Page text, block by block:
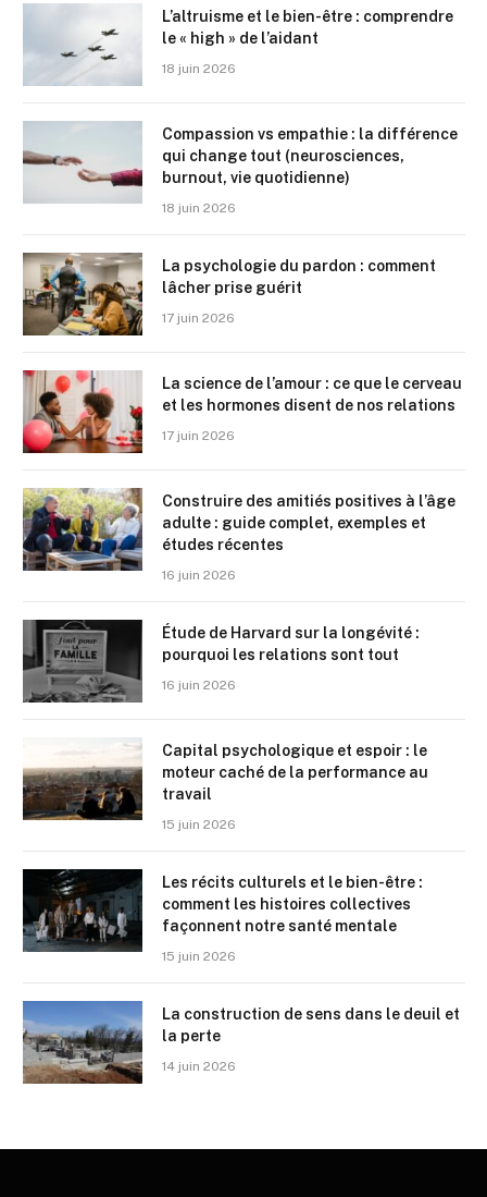
L’altruisme et le bien-être : comprendre
le « high » de l’aidant
18 juin 2026
Compassion vs empathie : la différence
qui change tout (neurosciences,
burnout, vie quotidienne)
18 juin 2026
La psychologie du pardon : comment
lâcher prise guérit
17 juin 2026
La science de l’amour : ce que le cerveau
et les hormones disent de nos relations
17 juin 2026
Construire des amitiés positives à l’âge
adulte : guide complet, exemples et
études récentes
16 juin 2026
Étude de Harvard sur la longévité :
pourquoi les relations sont tout
16 juin 2026
Capital psychologique et espoir : le
moteur caché de la performance au
travail
15 juin 2026
Les récits culturels et le bien-être :
comment les histoires collectives
façonnent notre santé mentale
15 juin 2026
La construction de sens dans le deuil et
la perte
14 juin 2026